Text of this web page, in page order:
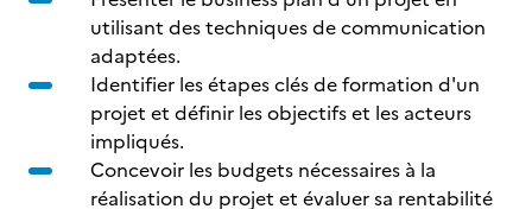
utilisant des techniques de communication
adaptées.
Identifier les étapes clés de formation d'un
projet et définir les objectifs et les acteurs
impliqués.
Concevoir les budgets nécessaires à la
réalisation du projet et évaluer sa rentabilité